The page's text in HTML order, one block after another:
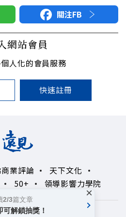
關注FB
網站會員
人化的會員服務
快速註冊
業評論
天下文化
50+ 領導影響力學院
2/3篇文章
解鎖抽獎！
×